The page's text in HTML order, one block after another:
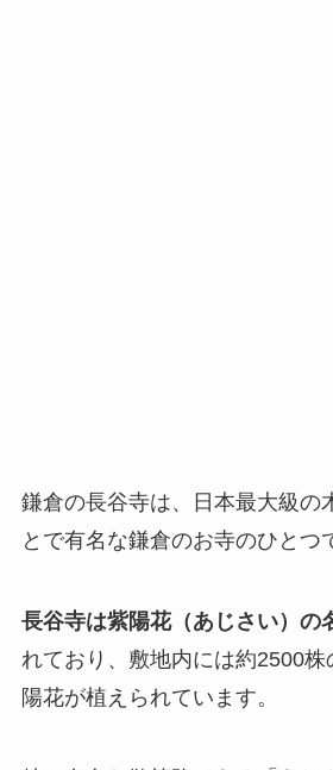
鎌倉の長谷寺は、日本最大級の
とで有名な鎌倉のお寺のひとつ
長谷寺は紫陽花（あじさい）の
れており、敷地内には約2500
陽花が植えられています。